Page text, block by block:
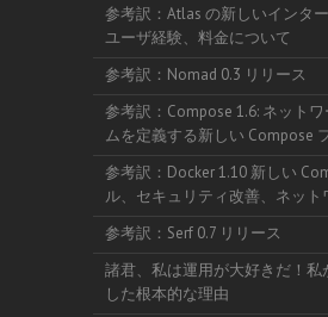
参考訳：Atlas の新しいインタ
ユーザ経験、料金について
参考訳：Nomad 0.3 リリース
参考訳：Compose 1.6: ネット
ムを定義する新しい Compose
参考訳：Docker 1.10 新しい
ル、セキュリティ改善、ネット
参考訳：Serf 0.7 リリース
諸君、私は運用が大好きだ！私
した根本的な理由